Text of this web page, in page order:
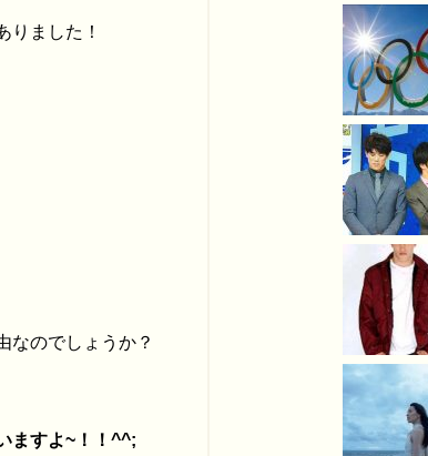
りました！
なのでしょうか？
ますよ~！！^^;